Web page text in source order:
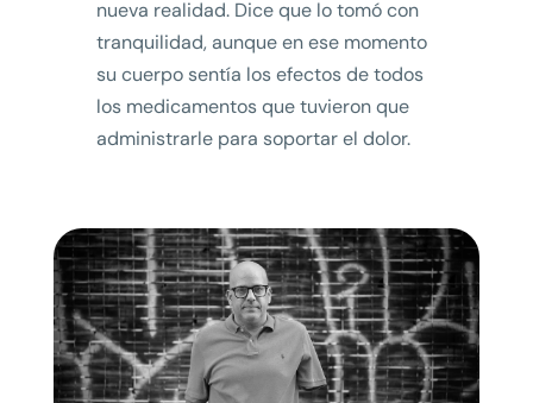
nueva realidad. Dice que lo tomó con
tranquilidad, aunque en ese momento
su cuerpo sentía los efectos de todos
los medicamentos que tuvieron que
administrarle para soportar el dolor.